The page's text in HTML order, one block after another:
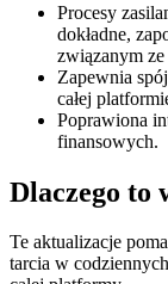
Procesy
dokładne,
związanym
Zapewnia
całej
Poprawiona
finansowych.
Dlaczego to
Te aktualizacje
tarcia w